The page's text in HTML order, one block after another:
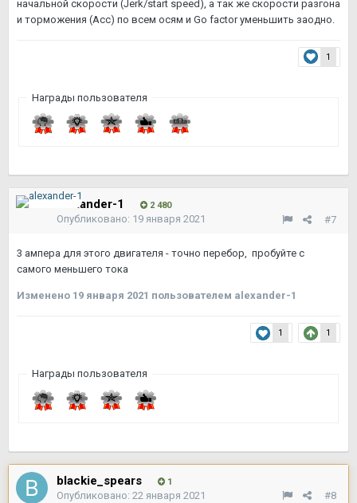
начальной скорости (Jerk/start speed), а так же скорости разгона
и торможения (Acc) по всем осям и Go factor уменьшить заодно.
1
Награды пользователя
alexander-1 2 480
#7
Опубликовано: 19 января 2021
3 ампера для этого двигателя - точно перебор, пробуйте с
самого меньшего тока
Изменено 19 января 2021 пользователем alexander-1
1 1
Награды пользователя
blackie_spears 1
#8
Опубликовано: 22 января 2021